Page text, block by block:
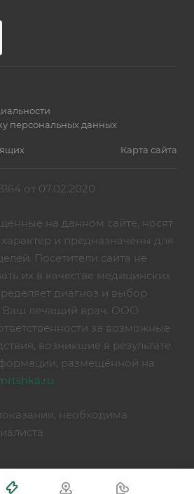
персональных данных
Карта сайта
от 07.02.2020
на данном сайте, носят
и предназначены для
Посетители сайта не
их в качестве медицинских
диагноз и выбор
Ваш лечащий врач. ООО
за возможные
возникшие в результате
размещённой на
необходима